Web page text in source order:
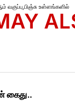
வகுப்பு,பிஞ்சு உள்ளங்களில்
கைது..